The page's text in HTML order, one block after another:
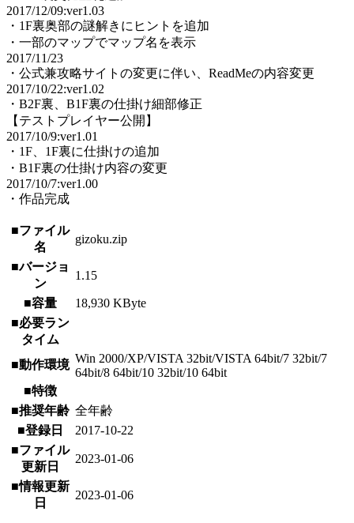
2017/12/09:ver1.03
・1F裏奥部の謎解きにヒントを追加
・一部のマップでマップ名を表示
2017/11/23
・公式兼攻略サイトの変更に伴い、ReadMeの内容変更
2017/10/22:ver1.02
・B2F裏、B1F裏の仕掛け細部修正
【テストプレイヤー公開】
2017/10/9:ver1.01
・1F、1F裏に仕掛けの追加
・B1F裏の仕掛け内容の変更
2017/10/7:ver1.00
・作品完成
■ファイル
名
gizoku.zip
■バージョ
ン
1.15
■容量
18,930 KByte
■必要ラン
タイム
■動作環境 Win 2000/XP/VISTA 32bit/VISTA 64bit/7 32bit/7
64bit/8 64bit/10 32bit/10 64bit
■特徴
■推奨年齢 全年齢
■登録日
2017-10-22
■ファイル
更新日
2023-01-06
■情報更新
日
2023-01-06